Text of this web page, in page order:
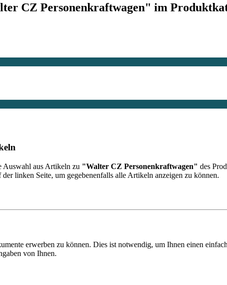
CZ Personenkraftwagen" im
Auswahl aus Artikeln zu "Walter CZ Personenkraftwagen" des
linken Seite, um gegebenenfalls alle Artikeln anzeigen zu können.
erwerben zu können. Dies ist notwendig, um Ihnen einen
von Ihnen.